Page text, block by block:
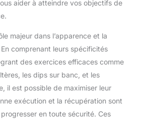
aider à atteindre vos objectifs de
majeur dans l’apparence et la
comprenant leurs spécificités
des exercices efficaces comme
les dips sur banc, et les
il est possible de maximiser leur
exécution et la récupération sont
en toute sécurité. Ces